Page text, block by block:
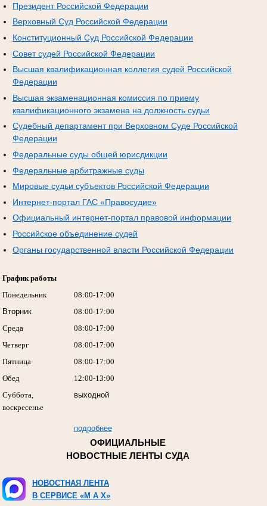
Президент Российской Федерации
Верховный Суд Российской Федерации
Конституционный Суд Российской Федерации
Совет судей Российской Федерации
Высшая квалификационная коллегия судей Российской
Федерации
Высшая экзаменационная комиссия по приему
квалификационного экзамена на должность судьи
Судебный департамент при Верховном Суде Российской
Федерации
Федеральные суды общей юрисдикции
Федеральные арбитражные суды
Мировые судьи субъектов Российской Федерации
Интернет-портал ГАС «Правосудие»
Официальный интернет-портал правовой информации
Российское объединение судей
Органы государственной власти Российской Федерации
График работы
Понедельник
08:00-17:00
Вторник
08:00-17:00
Среда
08:00-17:00
Четверг
08:00-17:00
Пятница
08:00-17:00
Обед
12:00-13:00
Суббота,
воскресенье
выходной
подробнее
ОФИЦИАЛЬНЫЕ
НОВОСТНЫЕ ЛЕНТЫ СУДА
НОВОСТНАЯ ЛЕНТА
В СЕРВИСЕ «M A X»